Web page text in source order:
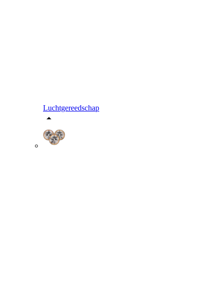
Luchtgereedschap